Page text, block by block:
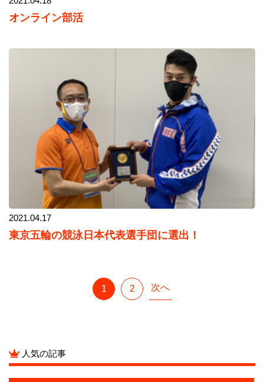
オンライン部活
2021.04.17
東京五輪の競泳日本代表選手団に選出！
1 2 次へ
人気の記事